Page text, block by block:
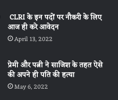
CLRI के इन पदों पर नौकरी के लिए
आज ही करे आवेदन
April 13, 2022
प्रेमी और पत्नी ने साजिश के तहत ऐसे
की अपने ही पति की हत्या
May 6, 2022